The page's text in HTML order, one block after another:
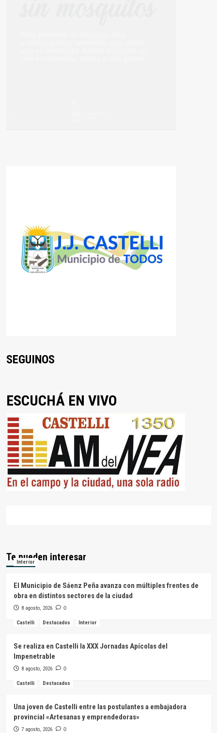
SEGUINOS
ESCUCHÁ EN VIVO
Te pueden interesar
Interior
El Municipio de Sáenz Peña avanza con múltiples frentes de
obra en distintos sectores de la ciudad
8 agosto, 2026 0
Castelli Destacados Interior
Se realiza en Castelli la XXX Jornadas Apícolas del
Impenetrable
8 agosto, 2026 0
Castelli Destacados
Una joven de Castelli entre las postulantes a embajadora
provincial «Artesanas y emprendedoras»
7 agosto, 2026 0